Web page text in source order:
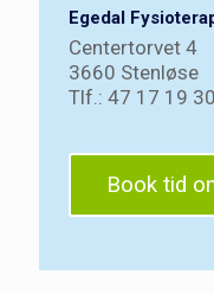
Egedal
Centertorvet 4
3660 Stenløse
Tlf.: 47 17 19 30
Book tid